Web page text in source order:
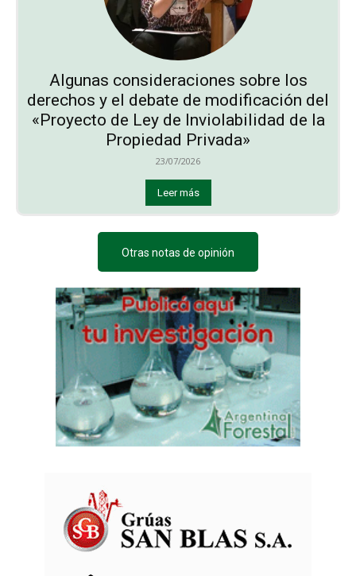
Algunas consideraciones sobre los
derechos y el debate de modificación del
«Proyecto de Ley de Inviolabilidad de la
Propiedad Privada»
23/07/2026
Leer más
Otras notas de opinión